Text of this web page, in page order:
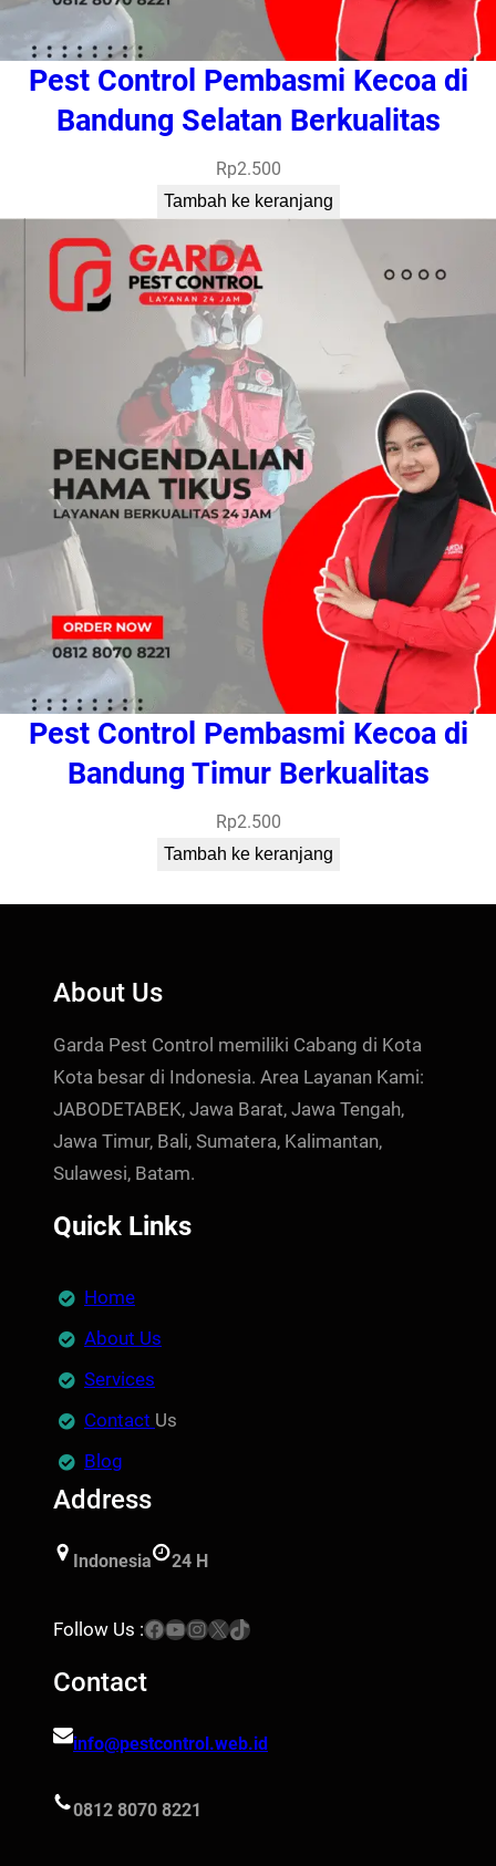
Pest Control Pembasmi Kecoa di
Bandung Selatan Berkualitas
Rp2.500
Tambah ke keranjang
Pest Control Pembasmi Kecoa di
Bandung Timur Berkualitas
Rp2.500
Tambah ke keranjang
About Us
Garda Pest Control memiliki Cabang di Kota
Kota besar di Indonesia. Area Layanan Kami:
JABODETABEK, Jawa Barat, Jawa Tengah,
Jawa Timur, Bali, Sumatera, Kalimantan,
Sulawesi, Batam.
Quick Links
Home
About Us
Services
Contact Us
Blog
Address
Indonesia 24 H
Follow Us :Facebook YouTube Instagram X TikTok
Contact
info@pestcontrol.web.id
0812 8070 8221